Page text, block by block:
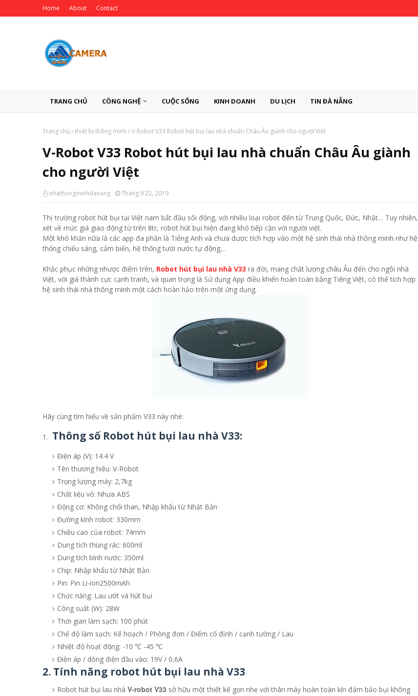
Home About Contact
TRANG CHỦ CÔNG NGHỆ CUỘC SỐNG KINH DOANH DU LỊCH TIN ĐÀ NẴNG
Trang chủ thiết bị thông minh V-Robot V33 Robot hút bụi lau nhà chuẩn Châu Âu giành cho người Việt
V-Robot V33 Robot hút bụi lau nhà chuẩn Châu Âu giành
cho người Việt
nhathongminhdanang Tháng 9 22, 2019
Thị trường robot hút bụi tại Việt nam bắt đầu sôi động, với nhiều loại robot đến từ Trung Quốc, Đức, Nhật… Tuy nhiên,
xét về mức giá giao động từ trên 8tr, robot hút bụi hiện đang khó tiếp cận với người việt.
Một khó khăn nữa là các app đa phần là Tiếng Anh và chưa được tích hợp vào một hệ sinh thái nhà thông minh như hệ
thống chiếu sáng, cảm biến, hệ thống tưới nước tự động,..
Khắc phục những nhược điểm trên, Robot hút bụi lau nhà V33 ra đời, mang chất lượng châu Âu đến cho ngôi nhà
Việt, với giá thành cực cạnh tranh, và quan trọng là Sử dụng App điều khiển hoàn toàn bằng Tiếng Việt, có thể tích hợp
hệ sinh thái nhà thông minh một cách hoàn hảo trên một ứng dụng.
Hãy cùng tìm hiểu về sản phẩm V33 này nhé:
Thông số Robot hút bụi lau nhà V33:
Điện áp (V): 14.4 V
Tên thương hiệu: V-Robot
Trọng lượng máy: 2,7kg
Chất liệu vỏ: Nhựa ABS
Động cơ: Không chổi than, Nhập khẩu từ Nhật Bản
Đường kính robot: 330mm
Chiều cao của robot: 74mm
Dung tích thùng rác: 600ml
Dung tích bình nước: 350ml
Chip: Nhập khẩu từ Nhật Bản
Pin: Pin Li-ion2500mAh
Chức năng: Lau ướt và hút bụi
Công suất (W): 28W
Thời gian làm sạch: 100 phút
Chế độ làm sạch: Kế hoạch / Phòng đơn / Điểm cố định / cạnh tường / Lau
Nhiệt độ hoạt động: -10 ℃ -45 ℃
Điện áp / dòng điện đầu vào: 19V / 0,6A
2. Tính năng robot hút bụi lau nhà V33
Robot hút bụi lau nhà V-robot V33 sở hữu một thiết kế gọn nhẹ với thân máy hoàn toàn kín đảm bảo bụi không